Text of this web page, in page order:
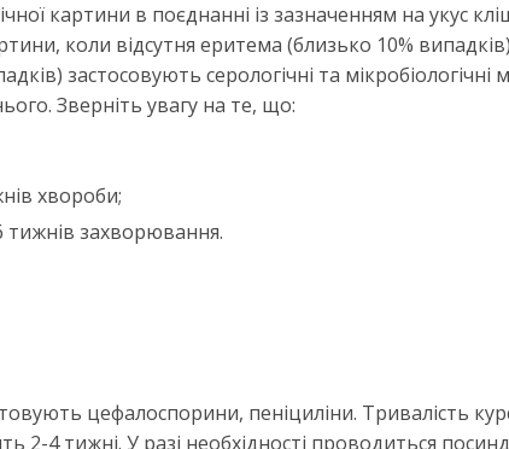
картини в поєднанні із зазначенням на укус
коли відсутня еритема (близько 10%
застосовують серологічні та мікробіологічні
Зверніть увагу на те, що:
хвороби;
тижнів захворювання.
цефалоспорини, пеніциліни. Тривалість
2-4 тижні. У разі необхідності проводиться